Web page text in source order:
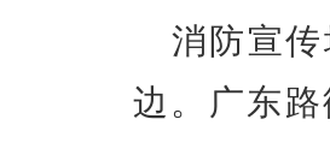
消防宣传
边。 广东路